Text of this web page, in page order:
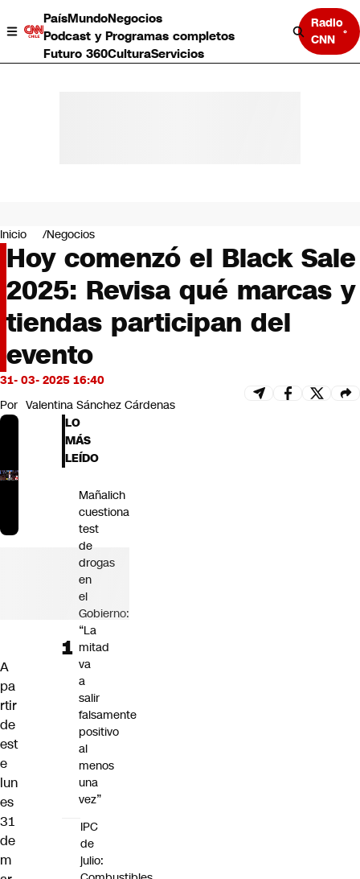
PaísMundoNegocios
Podcast y Programas completos
Futuro 360CulturaServicios
Radio
CNN
Negocios
Deportes
Programas completos
Cultura
Servicios
Bits
CNN tiempo
Futuro 360
Inicio Negocios
Hoy comenzó el Black Sale
2025: Revisa qué marcas y
tiendas participan del
evento
31- 03- 2025 16:40
Por Valentina Sánchez Cárdenas
A
pa
rtir
de
est
e
lun
es
31
de
m
LO
MÁS
LEÍDO
Mañalich
cuestiona
test
de
drogas
en
el
Gobierno:
“La
mitad
va
a
salir
falsamente
positivo
al
menos
una
vez”
IPC
de
julio: